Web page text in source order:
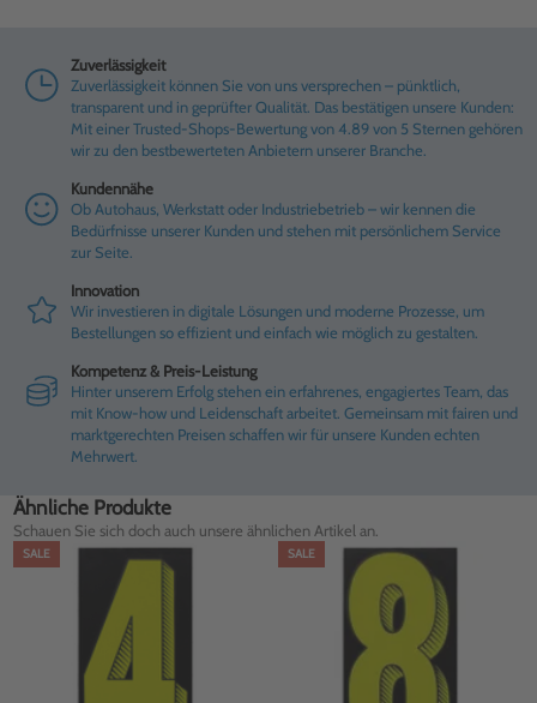
Zuverlässigkeit
Zuverlässigkeit können Sie von uns versprechen – pünktlich,
transparent und in geprüfter Qualität. Das bestätigen unsere Kunden:
Mit einer Trusted-Shops-Bewertung von 4.89 von 5 Sternen gehören
wir zu den bestbewerteten Anbietern unserer Branche.
Kundennähe
Ob Autohaus, Werkstatt oder Industriebetrieb – wir kennen die
Bedürfnisse unserer Kunden und stehen mit persönlichem Service
zur Seite.
Innovation
Wir investieren in digitale Lösungen und moderne Prozesse, um
Bestellungen so effizient und einfach wie möglich zu gestalten.
Kompetenz & Preis-Leistung
Hinter unserem Erfolg stehen ein erfahrenes, engagiertes Team, das
mit Know-how und Leidenschaft arbeitet. Gemeinsam mit fairen und
marktgerechten Preisen schaffen wir für unsere Kunden echten
Mehrwert.
Ähnliche Produkte
Schauen Sie sich doch auch unsere ähnlichen Artikel an.
SALE SALE